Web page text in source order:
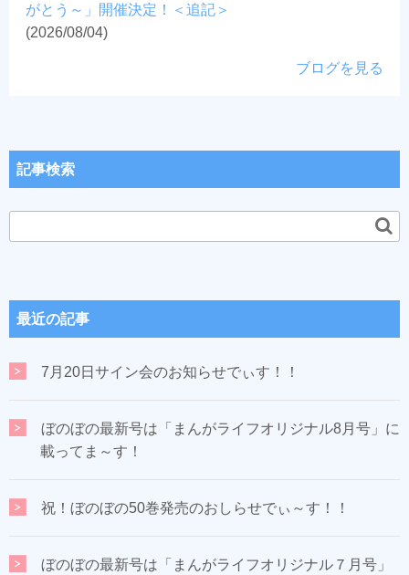
がとう～」開催決定！＜追記＞
(2026/08/04)
ブログを見る
記事検索
最近の記事
7月20日サイン会のお知らせでぃす！！
ぼのぼの最新号は「まんがライフオリジナル8月号」に
載ってま～す！
祝！ぼのぼの50巻発売のおしらせでぃ～す！！
ぼのぼの最新号は「まんがライフオリジナル７月号」